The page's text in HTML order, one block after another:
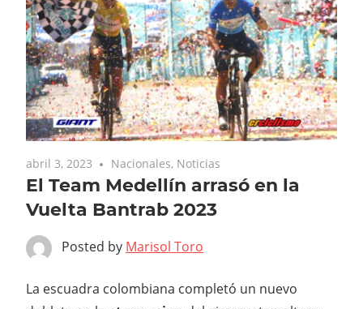
abril 3, 2023 Nacionales, Noticias
El Team Medellín arrasó en la
Vuelta Bantrab 2023
Posted by Marisol Toro
La escuadra colombiana completó un nuevo